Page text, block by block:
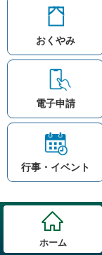
ホーム
知りたい情報
注目ワード
公共交通
入札
高齢者
おくやみ
電子申請
行事・イベント
お問い
このホー
プライバシ